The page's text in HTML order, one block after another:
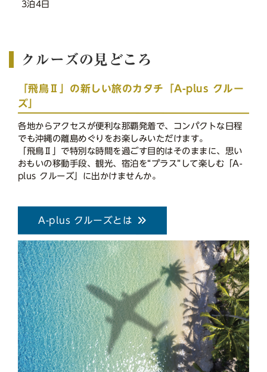
3泊4日
クルーズの見どころ
「飛鳥Ⅱ」の新しい旅のカタチ「A-plus クルー
ズ」
各地からアクセスが便利な那覇発着で、コンパクトな日程
でも沖縄の離島めぐりをお楽しみいただけます。
「飛鳥Ⅱ」で特別な時間を過ごす目的はそのままに、思い
おもいの移動手段、観光、宿泊を“プラス”して楽しむ「A-
plus クルーズ」に出かけませんか。
A-plus クルーズとは